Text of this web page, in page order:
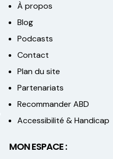
À propos
Blog
Podcasts
Contact
Plan du site
Partenariats
Recommander ABD
Accessibilité & Handicap
MON ESPACE :